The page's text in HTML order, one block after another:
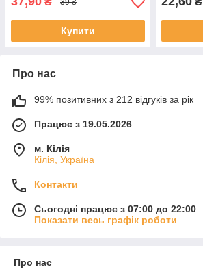
39 ₴
Купити
Про нас
99% позитивних з 212 відгуків за рік
Працює з 19.05.2026
м. Кілія
Кілія, Україна
Контакти
Сьогодні працює з 07:00 до 22:00
Показати весь графік роботи
Про нас